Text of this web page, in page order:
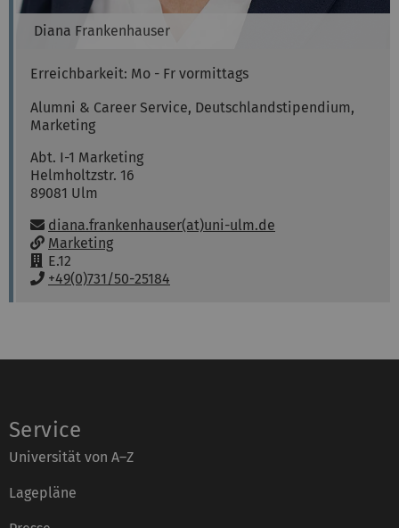
Diana Frankenhauser
Erreichbarkeit: Mo - Fr vormittags
Alumni & Career Service, Deutschlandstipendium,
Marketing
Abt. I-1 Marketing
Helmholtzstr. 16
89081 Ulm
E-Mail:
diana.frankenhauser(at)uni-ulm.de
w
w
w
Marketing
R
a
E.12
T+49(0)731/50-25184
Service
Universität von A–Z
Lagepläne